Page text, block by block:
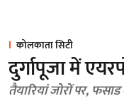
कोलकाता सिटी
दुर्गापूजा में
तैयारियां जोरों पर,